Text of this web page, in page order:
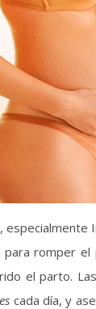
especialmente
romper
el parto.
cada día, y